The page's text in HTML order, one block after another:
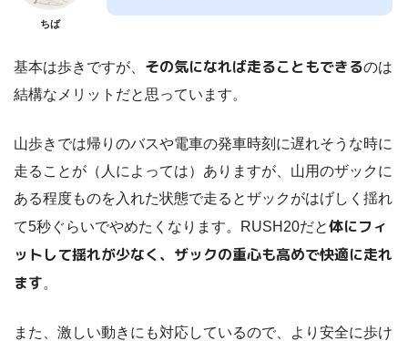
ちば
基本は歩きですが、 その気になれば走ることもできるのは
結構なメリットだと思っています。
山歩きでは帰りのバスや電車の発車時刻に遅れそうな時に
走ることが（人によっては）ありますが、山用のザックに
ある程度ものを入れた状態で走るとザックがはげしく揺れ
て5秒ぐらいでやめたくなります。RUSH20だと体にフィ
ットして揺れが少なく、ザックの重心も高めで快適に走れ
ます。
また、激しい動きにも対応しているので、より安全に歩け